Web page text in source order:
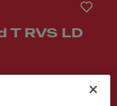
T RVS LD